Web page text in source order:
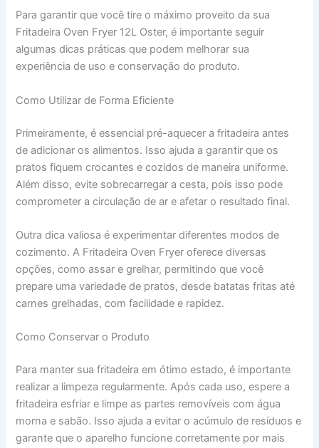
Para garantir que você tire o máximo proveito da sua
Fritadeira Oven Fryer 12L Oster, é importante seguir
algumas dicas práticas que podem melhorar sua
experiência de uso e conservação do produto.
Como Utilizar de Forma Eficiente
Primeiramente, é essencial pré-aquecer a fritadeira antes
de adicionar os alimentos. Isso ajuda a garantir que os
pratos fiquem crocantes e cozidos de maneira uniforme.
Além disso, evite sobrecarregar a cesta, pois isso pode
comprometer a circulação de ar e afetar o resultado final.
Outra dica valiosa é experimentar diferentes modos de
cozimento. A Fritadeira Oven Fryer oferece diversas
opções, como assar e grelhar, permitindo que você
prepare uma variedade de pratos, desde batatas fritas até
carnes grelhadas, com facilidade e rapidez.
Como Conservar o Produto
Para manter sua fritadeira em ótimo estado, é importante
realizar a limpeza regularmente. Após cada uso, espere a
fritadeira esfriar e limpe as partes removíveis com água
morna e sabão. Isso ajuda a evitar o acúmulo de resíduos e
garante que o aparelho funcione corretamente por mais